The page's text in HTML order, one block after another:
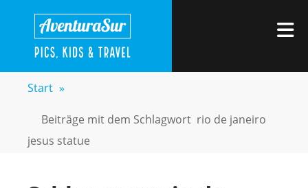
springen
AVENTURASUR
Start »
Beiträge mit dem Schlagwort rio de janeiro
jesus statue